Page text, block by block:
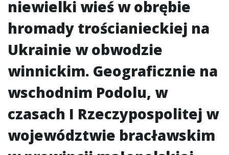
niewielki wieś w obrębie
hromady trościanieckiej na
Ukrainie w obwodzie
winnickim. Geograficznie na
wschodnim Podolu, w
czasach I Rzeczypospolitej w
województwie bracławskim